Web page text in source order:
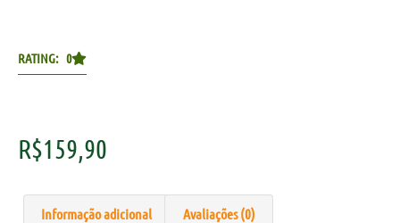
RATING: 0
R$159,90
Informação adicional Avaliações (0)